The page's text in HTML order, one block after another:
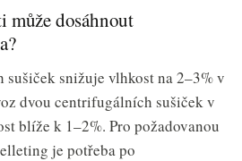
může dosáhnout
snižuje vlhkost na 2–3% v
dvou centrifugálních sušiček v
blíže k 1–2%. Pro požadovanou
je potřeba po